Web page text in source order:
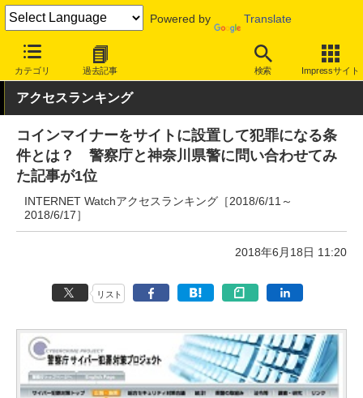
Powered by Translate
カテゴリ 過去記事 検索 Impressサイト
INTERNET Watch トピック その他
アクセスランキング
コインマイナーをサイトに設置して犯罪になる条
件とは？ 警察庁と神奈川県警に問い合わせてみ
た記事が1位
INTERNET Watchアクセスランキング［2018/6/11～
2018/6/17］
2018年6月18日 11:20
リスト